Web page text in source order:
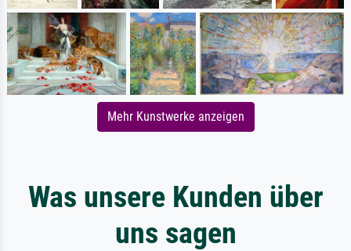
Mehr Kunstwerke anzeigen
Was unsere Kunden über
uns sagen